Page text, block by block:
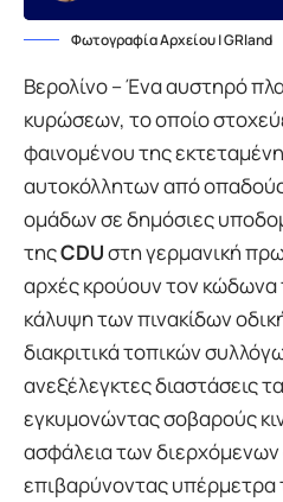
Φωτογραφία Αρχείου | GRland
Βερολίνο – Ένα αυστηρό
κυρώσεων, το οποίο
φαινομένου της
αυτοκόλλητων από
ομάδων σε δημόσιες
τηςCDUστη γερμανική
αρχές κρούουν τον κώδωνα
κάλυψη των πινακίδων
διακριτικά τοπικών
ανεξέλεγκτες διαστάσεις
εγκυμονώντας σοβαρούς
ασφάλεια των διερχόμενων
επιβαρύνοντας υπέρμετρα